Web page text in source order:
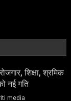
शिक्षा, श्रमिक
नई गति
media